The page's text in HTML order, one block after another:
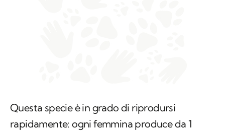
Questa specie è in grado di riprodursi
rapidamente: ogni femmina produce da 1